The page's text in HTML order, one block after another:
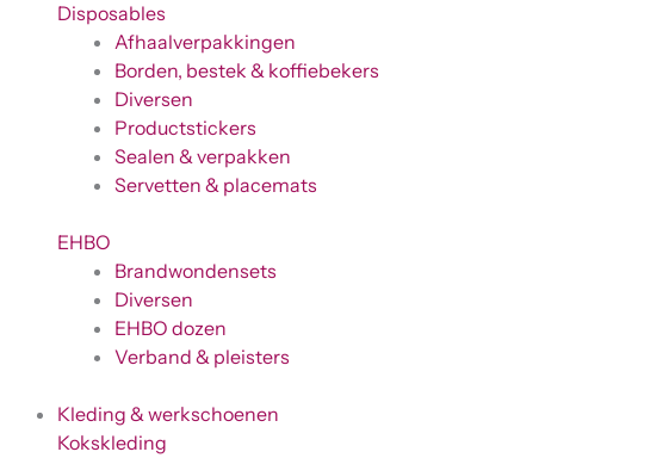
Disposables
Afhaalverpakkingen
Borden, bestek & koffiebekers
Diversen
Productstickers
Sealen & verpakken
Servetten & placemats
EHBO
Brandwondensets
Diversen
EHBO dozen
Verband & pleisters
Kleding & werkschoenen
Kokskleding